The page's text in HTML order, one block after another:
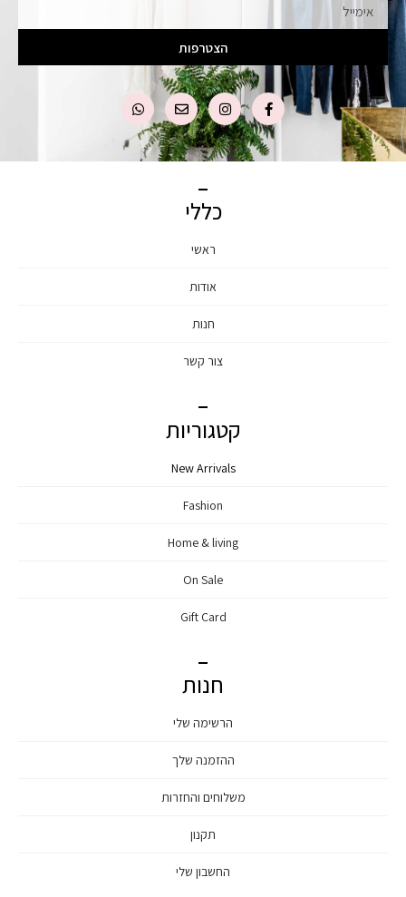
הצטרפות
כללי
ראשי
אודות
חנות
צור קשר
קטגוריות
New Arrivals
Fashion
Home & living
On Sale
Gift Card
חנות
הרשימה שלי
ההזמנה שלך
משלוחים והחזרות
תקנון
החשבון שלי